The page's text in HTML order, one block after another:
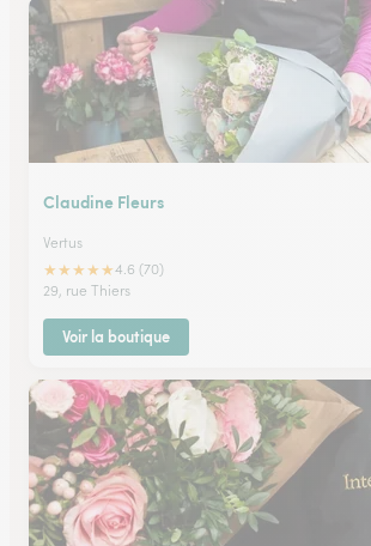
Claudine Fleurs
Vertus
★★★★★4.6 (70)
29, rue Thiers
Voir la boutique